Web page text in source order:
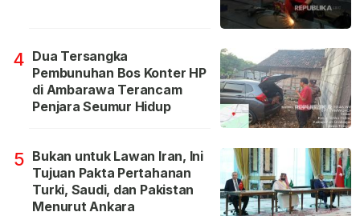
4 Dua Tersangka
Pembunuhan Bos Konter HP
di Ambarawa Terancam
Penjara Seumur Hidup
5 Bukan untuk Lawan Iran, Ini
Tujuan Pakta Pertahanan
Turki, Saudi, dan Pakistan
Menurut Ankara